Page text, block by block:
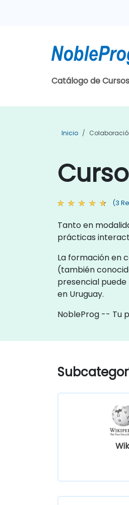
Catálogo de Cursos
Inicio
(3
Tanto en
prácticas
La formación en
(también
presencial
en Uruguay.
NobleProg -- Tu